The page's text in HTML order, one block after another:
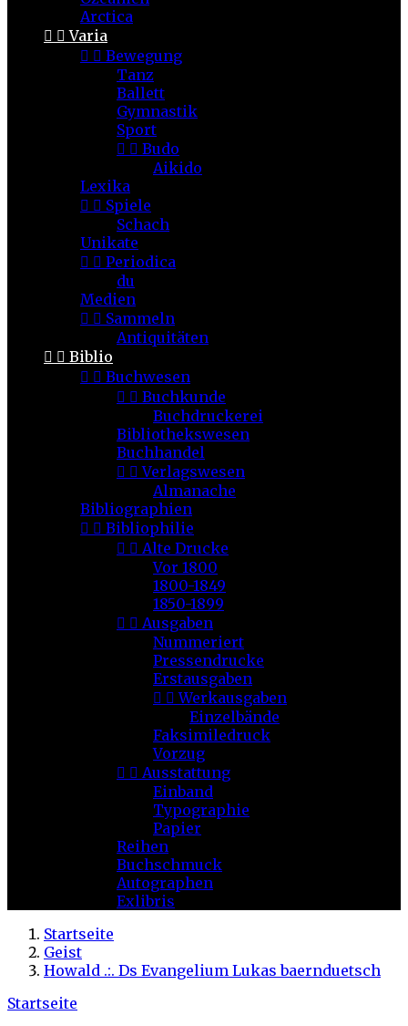
Arctica
  Varia
  Bewegung
Tanz
Ballett
Gymnastik
Sport
  Budo
Aikido
Lexika
  Spiele
Schach
Unikate
  Periodica
du
Medien
  Sammeln
Antiquitäten
  Biblio
  Buchwesen
  Buchkunde
Buchdruckerei
Bibliothekswesen
Buchhandel
  Verlagswesen
Almanache
Bibliographien
  Bibliophilie
  Alte Drucke
Vor 1800
1800-1849
1850-1899
  Ausgaben
Nummeriert
Pressendrucke
Erstausgaben
  Werkausgaben
Einzelbände
Faksimiledruck
Vorzug
  Ausstattung
Einband
Typographie
Papier
Reihen
Buchschmuck
Autographen
Exlibris
Startseite
Geist
Howald .:. Ds Evangelium Lukas baernduetsch
Startseite